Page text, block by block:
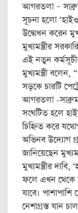
আগরতলা –
সূচনা হলো
উদ্বোধন করেন
মুখ্যমন্ত্রীর
এই নতুন
মুখ্যমন্ত্রী
সড়কে চারটি
আগরতলা -
সংঘটিত হলে
চিহ্নিত করে
অভিনব উদ্যোগ
জানিয়েছেন
মুখ্যমন্ত্রীর
ফলে এখন থেকে
যাবে।
নেশাগ্রস্ত যান